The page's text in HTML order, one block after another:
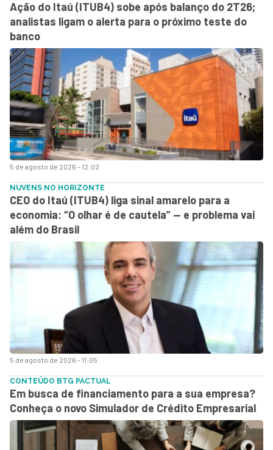
5 de agosto de 2026 - 12:02
Ação do Itaú (ITUB4) sobe após balanço do 2T26;
analistas ligam o alerta para o próximo teste do
banco
5 de agosto de 2026 - 11:05
NUVENS NO HORIZONTE
CEO do Itaú (ITUB4) liga sinal amarelo para a
economia: “O olhar é de cautela” — e problema vai
além do Brasil
CONTEÚDO BTG PACTUAL
Em busca de financiamento para a sua empresa?
Conheça o novo Simulador de Crédito Empresarial